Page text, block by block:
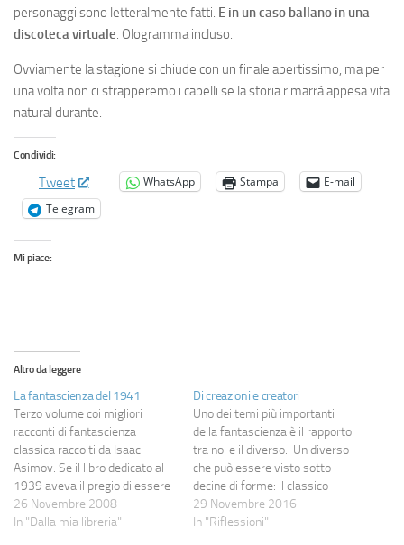
personaggi sono letteralmente fatti. E in un caso ballano in una
discoteca virtuale. Ologramma incluso.
Ovviamente la stagione si chiude con un finale apertissimo, ma per
una volta non ci strapperemo i capelli se la storia rimarrà appesa vita
natural durante.
Condividi:
Tweet WhatsApp Stampa
E-mail
Telegram
Mi piace:
Altro da leggere
La fantascienza del 1941
Terzo volume coi migliori
racconti di fantascienza
classica raccolti da Isaac
Asimov. Se il libro dedicato al
1939 aveva il pregio di essere
il primo e di raccogliere i
racconti che hanno "aperto
26 Novembre 2008
In "Dalla mia libreria"
Di creazioni e creatori
Uno dei temi più importanti
della fantascienza è il rapporto
tra noi e il diverso. Un diverso
che può essere visto sotto
decine di forme: il classico
alieno mostruoso dei film di
fantascienza degli anni '50,
29 Novembre 2016
In "Riflessioni"